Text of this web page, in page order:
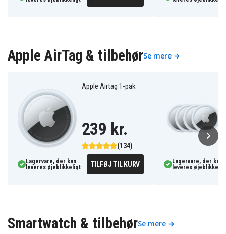
Apple AirTag & tilbehørSe mere →
Apple Airtag 1-pak
(134)
239 kr.
Lagervare, der kan
leveres øjeblikkeligt
TILFØJ TIL KURV
Lagervare, der kan
leveres
Smartwatch & tilbehørSe mere →